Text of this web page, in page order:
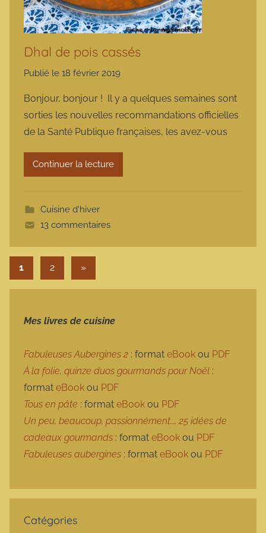
Dhal de pois cassés
Publié le 18 février 2019
r
m
a
r
Bonjour, bonjour ! Il y a quelques semaines sont
sorties les nouvelles recommandations officielles
de la Santé Publique françaises, les avez-vous
Continuer la lecture
Cuisine d'hiver
13 commentaires
Pagination des publications
1 2 Articles suivants
»
Mes livres de cuisine
Fabuleuses Aubergines 2 : format eBook ou PDF
À la folie, quinze duos gourmands pour Noël :
format eBook ou PDF
Tous en pâte : format eBook ou PDF
Un peu, beaucoup, passionnément…, 25 idées de
cadeaux gourmands : format eBook ou PDF
Fabuleuses aubergines : format eBook ou PDF
Catégories